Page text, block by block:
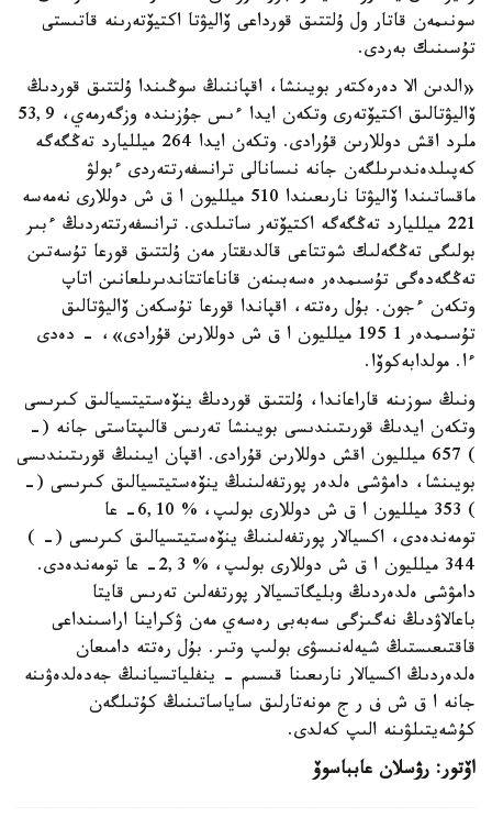
سونىمەن قاتار ول ۇلتتىق قورداعى ۆاليۋتا اكتيۆتەرىنە قاتىستى
تۇسىنىك بەردى.
«الدىن الا دەرەكتەر بويىنشا، اقپاننىڭ سوڭىندا ۇلتتىق قوردىڭ
ۆاليۋتالىق اكتيۆتەرى وتكەن ايدا ءىس جۇزىندە وزگەرمەي، 53,9
ملرد اقش دوللارىن قۇرادى. وتكەن ايدا 264 ميلليارد تەڭگەگە
كەپىلدەندىرىلگەن جانە نىسانالى ترانسفەرتتەردى ءبولۋ
ماقساتىندا ۆاليۋتا نارىعىندا 510 ميلليون ا ق ش دوللارى نەمەسە
221 ميلليارد تەڭگەگە اكتيۆتەر ساتىلدى. ترانسفەرتتەردىڭ ءبىر
بولىگى تەڭگەلىك شوتتاعى قالدىقتار مەن ۇلتتىق قورعا تۇسەتىن
تەڭگەدەگى تۇسىمدەر ەسەبىنەن قاناعاتتاندىرىلعانىن اتاپ
وتكەن ءجون. بۇل رەتتە، اقپاندا قورعا تۇسكەن ۆاليۋتالىق
تۇسىمدەر 1 195 ميلليون ا ق ش دوللارىن قۇرادى»، - دەدى
ءا. مولدابەكوۆا.
ونىڭ سوزىنە قاراعاندا، ۇلتتىق قوردىڭ ينۆەستيتسيالىق كىرىسى
وتكەن ايدىڭ قورىتىندىسى بويىنشا تەرىس قالىپتاستى جانە (-
) 657 ميلليون اقش دوللارىن قۇرادى. اقپان ايىنىڭ قورىتىندىسى
بويىنشا، دامۋشى ەلدەر پورتفەلىنىڭ ينۆەستيتسيالىق كىرىسى (-
) 353 ميلليون ا ق ش دوللارى بولىپ، % 6,10- عا
تومەندەدى، اكسيالار پورتفەلىنىڭ ينۆەستيتسيالىق كىرىسى (- )
344 ميلليون ا ق ش دوللارى بولىپ، % 2,3- عا تومەندەدى.
دامۋشى ەلدەردىڭ وبليگاتسيالار پورتفەلىن تەرىس قايتا
باعالاۋدىڭ نەگىزگى سەبەبى رەسەي مەن ۋكراينا اراسىنداعى
قاقتىعىستىڭ شيەلەنىسۋى بولىپ وتىر. بۇل رەتتە دامىعان
ەلدەردىڭ اكسيالار نارىعىنا قىسىم - ينفلياتسيانىڭ جەدەلدەۋىنە
جانە ا ق ش ف ر ج مونەتارلىق ساياساتىنىڭ كۇتىلگەن
كۇشەيتىلۋىنە الىپ كەلدى.
اۆتور: رۋسلان عابباسوۆ